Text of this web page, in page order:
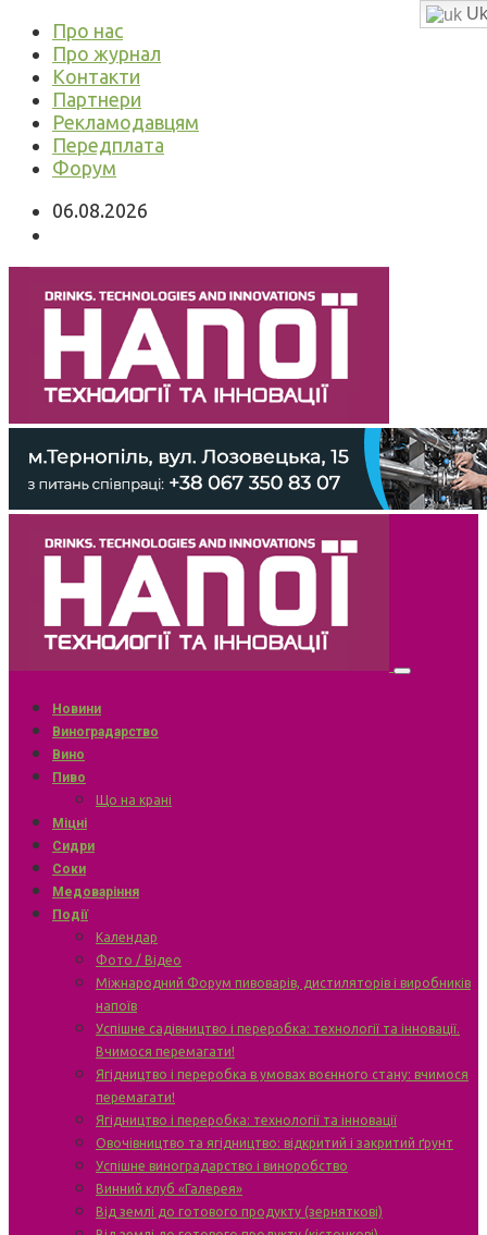
Про нас
Про журнал
Контакти
Партнери
Рекламодавцям
Передплата
Форум
06.08.2026
Новини
Виноградарство
Вино
Пиво
Що на крані
Міцні
Сидри
Соки
Медоваріння
Події
Календар
Фото / Відео
Міжнародний Форум пивоварів, дистиляторів і виробників
напоїв
Успішне садівництво і переробка: технології та інновації.
Вчимося перемагати!
Ягідництво і переробка в умовах воєнного стану: вчимося
перемагати!
Ягідництво і переробка: технології та інновації
Овочівництво та ягідництво: відкритий і закритий ґрунт
Успішне виноградарство і виноробство
Винний клуб «Галерея»
Від землі до готового продукту (зерняткові)